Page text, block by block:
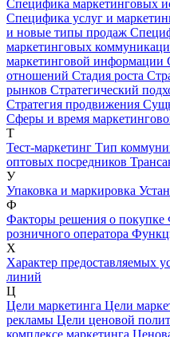
Специфика маркетинговых
Специфика услуг и
и новые типы продаж
маркетинговых
маркетинговой информации
отношений Стадия роста
рынков Стратегический
Стратегия продвижения
Сферы и время
Т
Тест-маркетинг Тип
оптовых посредников
У
Упаковка и маркировка
Ф
Факторы решения о покупке
розничного оператора
Х
Характер предоставляемых
линий
Ц
Цели маркетинга Цели
рекламы Цели ценовой
комплексе маркетинга